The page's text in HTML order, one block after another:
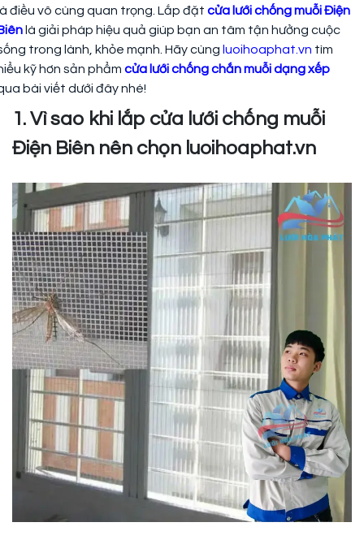
điều vô cùng quan trọng. Lắp đặt cửa lưới chống muỗi Điện
là giải pháp hiệu quả giúp bạn an tâm tận hưởng cuộc
trong lành, khỏe mạnh. Hãy cùng luoihoaphat.vn tìm
kỹ hơn sản phẩm cửa lưới chống chắn muỗi dạng xếp
bài viết dưới đây nhé!
1. Vì sao khi lắp cửa lưới chống muỗi
Điện Biên nên chọn luoihoaphat.vn